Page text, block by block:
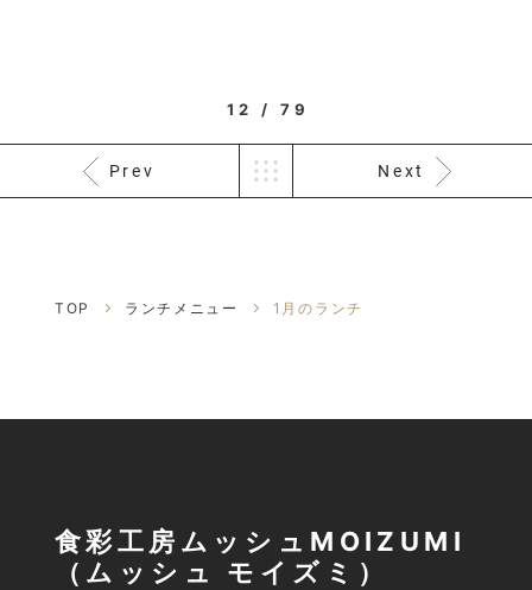
12 / 79
Prev Next
TOP ランチメニュー 1月のランチ
食彩工房ムッシュMOIZUMI
（ムッシュ モイズミ）